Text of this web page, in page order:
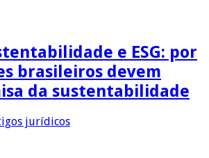
e ESG: por
brasileiros devem
da sustentabilidade
jurídicos